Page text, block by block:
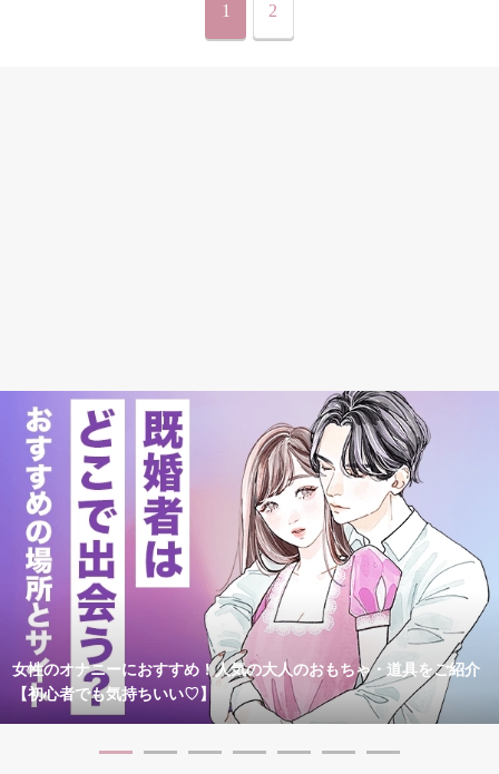
1 2
女性のオナニーにおすすめ！人気の大人のおもちゃ・道具をご紹介
【初心者でも気持ちいい♡】